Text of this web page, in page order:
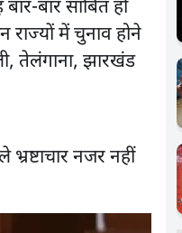
बार साबित हो
राज्यों में चुनाव होने
तेलंगाना, झारखंड
नजर नहीं